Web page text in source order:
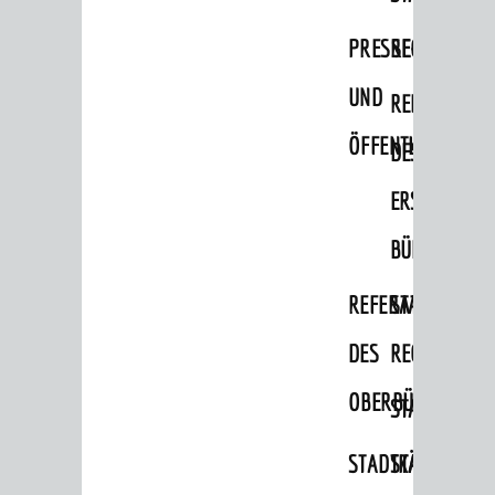
PRESSE-
UND REFERAT
DES
ERSTEN
REFERAT
DES
STABSSTELLE
RECHT
STADTKÄMMEREI